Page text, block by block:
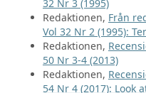
32 Nr 3 (1995)
Redaktionen, Från
Vol 32 Nr 2 (1995):
Redaktionen,
50 Nr 3-4 (2013)
Redaktionen,
54 Nr 4 (2017): Look